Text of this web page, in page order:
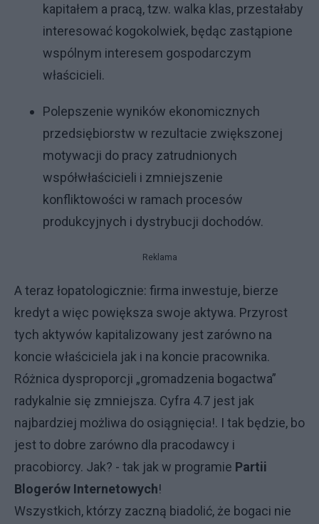
kapitałem a pracą, tzw. walka klas, przestałaby
interesować kogokolwiek, będąc zastąpione
wspólnym interesem gospodarczym
właścicieli.
Polepszenie wyników ekonomicznych
przedsiębiorstw w rezultacie zwiększonej
motywacji do pracy zatrudnionych
współwłaścicieli i zmniejszenie
konfliktowości w ramach procesów
produkcyjnych i dystrybucji dochodów.
Reklama
A teraz łopatologicznie: firma inwestuje, bierze
kredyt a więc powiększa swoje aktywa. Przyrost
tych aktywów kapitalizowany jest zarówno na
koncie właściciela jak i na koncie pracownika.
Różnica dysproporcji „gromadzenia bogactwa”
radykalnie się zmniejsza. Cyfra 4.7 jest jak
najbardziej możliwa do osiągnięcia!. I tak będzie, bo
jest to dobre zarówno dla pracodawcy i
pracobiorcy. Jak? - tak jak w programie Partii
Blogerów Internetowych!
Wszystkich, którzy zaczną biadolić, że bogaci nie